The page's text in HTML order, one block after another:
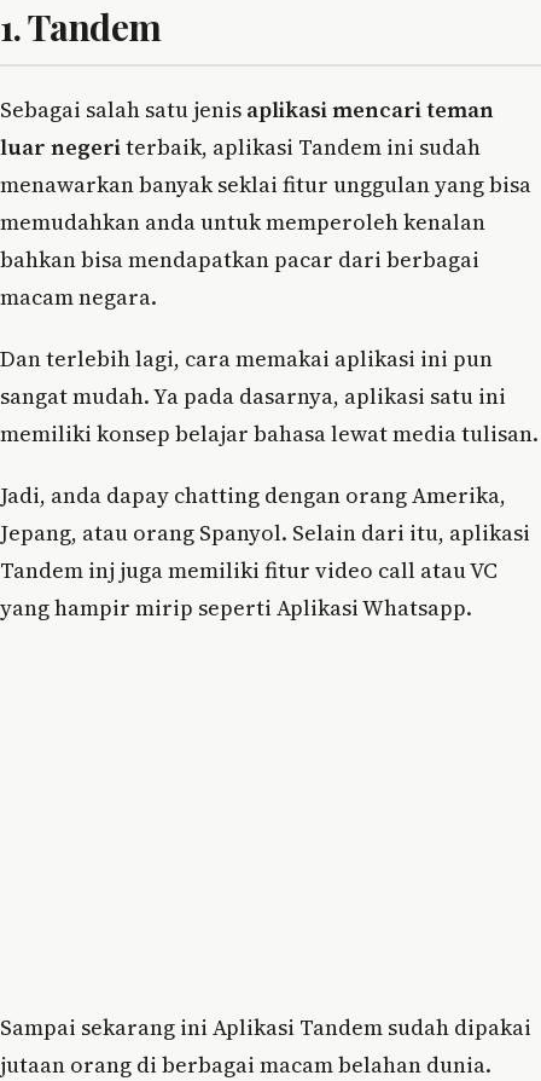
1. Tandem
Sebagai salah satu jenis aplikasi mencari teman
luar negeriterbaik, aplikasi Tandem ini sudah
menawarkan banyak seklai fitur unggulan yang bisa
memudahkan anda untuk memperoleh kenalan
bahkan bisa mendapatkan pacar dari berbagai
macam negara.
Dan terlebih lagi, cara memakai aplikasi ini pun
sangat mudah. Ya pada dasarnya, aplikasi satu ini
memiliki konsep belajar bahasa lewat media tulisan.
Jadi, anda dapay chatting dengan orang Amerika,
Jepang, atau orang Spanyol. Selain dari itu, aplikasi
Tandem inj juga memiliki fitur video call atau VC
yang hampir mirip seperti Aplikasi Whatsapp.
Sampai sekarang ini Aplikasi Tandem sudah dipakai
jutaan orang di berbagai macam belahan dunia.